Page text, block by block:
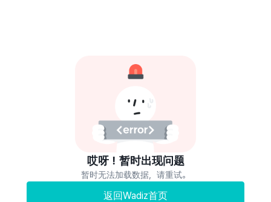
哎呀！暂时出现问题
暂时无法加载数据，请重试。
返回Wadiz首页